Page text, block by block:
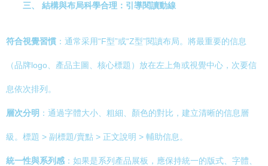
三、 結構與布局科學合理：引導閱讀動線
符合視覺習慣 ：通常采用“F型”或“Z型”閱讀布局。將最重要的信息
（品牌logo、產品主圖、核心標題）放在左上角或視覺中心，次要信
息依次排列。
層次分明 ：通過字體大小、粗細、顏色的對比，建立清晰的信息層
級。標題 > 副標題/賣點 > 正文說明 > 輔助信息。
統一性與系列感 ：如果是系列產品展板，應保持統一的版式、字體、